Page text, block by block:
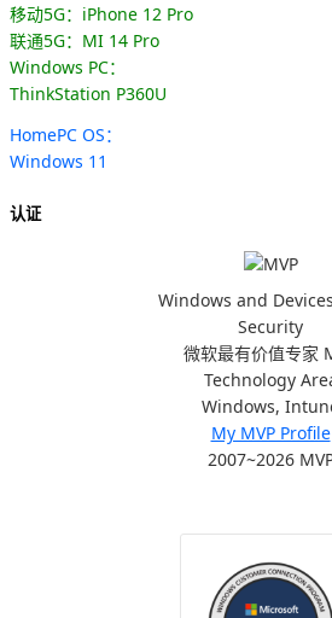
移动5G：iPhone 12 Pro
联通5G：MI 14 Pro
Windows PC：
ThinkStation P360U
HomePC OS：
Windows 11
认证
Windows and
Security
微软最有价值专家
Technology
Windows,
My MVP Profile
2007~2026